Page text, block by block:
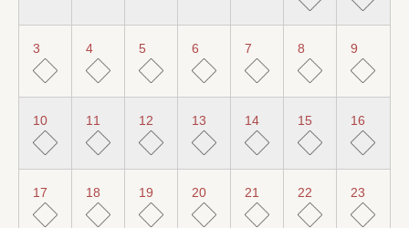
3 4 5 6 7 8 9
10 11 12 13 14 15 16
17 18 19 20 21 22 23